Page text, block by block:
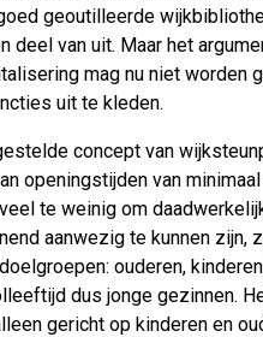
geoutilleerde
deel van uit. Maar het
mag nu niet worden
uit te kleden.
concept van
openingstijden van
te weinig om
aanwezig te kunnen zijn,
ouderen,
dus jonge gezinnen.
gericht op kinderen en